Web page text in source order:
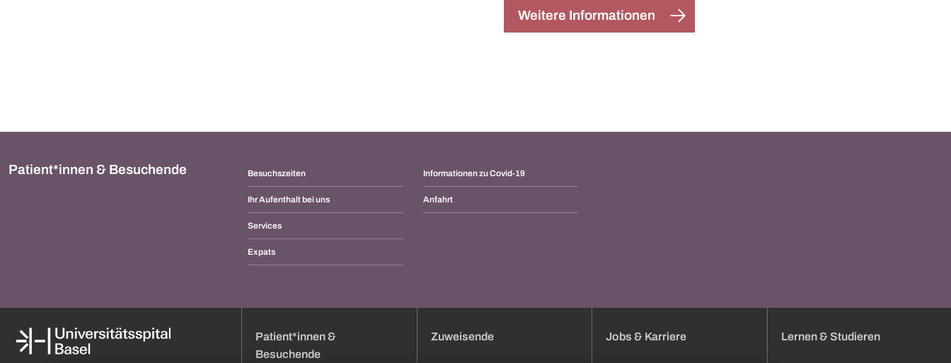
Weitere Informationen
Patient*innen & Besuchende Besuchszeiten
Ihr Aufenthalt bei uns
Services
Expats
Informationen zu Covid-19
Anfahrt
Patient*innen &
Besuchende
Zuweisende Jobs & Karriere Lernen & Studieren